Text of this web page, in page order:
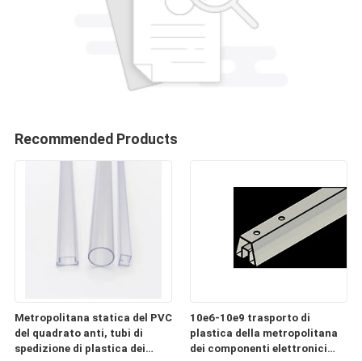
Recommended Products
Metropolitana statica del PVC
del quadrato anti, tubi di
spedizione di plastica dei
10e6-10e9 trasporto di
plastica della metropolitana
dei componenti elettronici